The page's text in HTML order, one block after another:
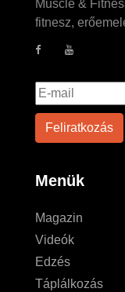
Muscle &
fitnesz,
Menük
Magazin
Videók
Edzés
Táplálkozás